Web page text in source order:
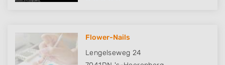
Flower-Nails
Lengelseweg 24